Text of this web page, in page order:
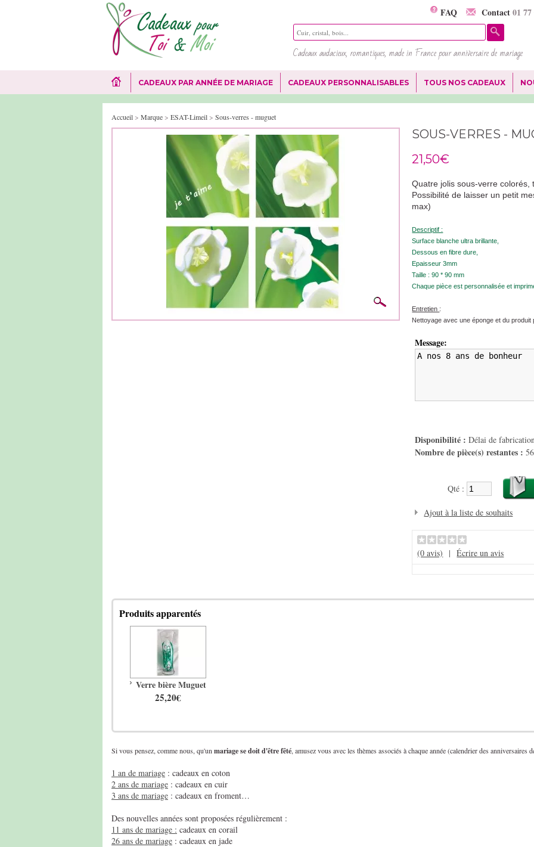
Cadeaux audacieux, romantiques, made in France pour anniversaire de mariage
FAQ Contact01
CADEAUX PAR ANNÉE DE MARIAGE CADEAUX PERSONNALISABLES TOUS NOS CADEAUX
Accueil> Marque> ESAT-Limeil> Sous-verres - muguet
SOUS-VERRES -
21,50€
Quatre jolis sous-verre
Possibilité de laisser un petit
max)
Descriptif :
Surface blanche ultra brillante,
Dessous en fibre dure,
Epaisseur 3mm
Taille : 90 * 90 mm
Chaque pièce est personnalisée et
Entretien :
Nettoyage avec une éponge et du produit
Message:
Disponibilité : Délai de
Nombre de pièce(s) restantes : 56
Qté :
Ajout à la liste de souhaits
(0 avis) |Écrire un avis
Produits apparentés
Verre bière Muguet
25,20€
Si vous pensez, comme nous, qu'un mariage se doit d'être fêté, amusez vous avec les thèmes associés à chaque année (calendrier des anniversaires
1 an de mariage : cadeaux en coton
2 ans de mariage : cadeaux en cuir
3 ans de mariage : cadeaux en froment…
Des nouvelles années sont proposées régulièrement :
11 ans de mariage : cadeaux en corail
26 ans de mariage : cadeaux en jade